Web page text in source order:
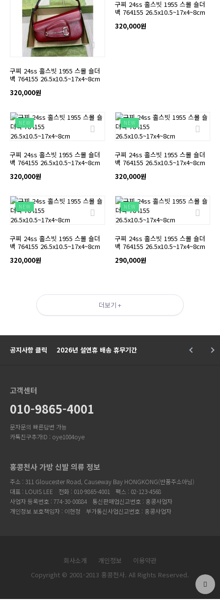
구찌 24ss 홀스빗 1955 스몰 숄더
백 764155 26.5x10.5~17x4~8cm
320,000원
구찌 24ss 홀스빗 1955 스몰 숄더
백 764155 26.5x10.5~17x4~8cm
320,000원
NEW
구찌 24ss 홀스빗 1955 스몰 숄더
백 764155 26.5x10.5~17x4~8cm
320,000원
NEW
구찌 24ss 홀스빗 1955 스몰 숄더
백 764155 26.5x10.5~17x4~8cm
320,000원
NEW
구찌 24ss 홀스빗 1955 스몰 숄더
백 764155 26.5x10.5~17x4~8cm
320,000원
NEW
구찌 24ss 홀스빗 1955 스몰 숄더
백 764155 26.5x10.5~17x4~8cm
290,000원
더보기 +
공지사항 클릭 2026년 설연휴 배송 휴무기간
고객센터
010-9865-4001
문자문의 빠른답변 가능
카톡친구추가ID : oye1004oye
홍콩천사 가방 신발 의류 정보
주소 : 311 Gloucester Road, Causeway Bay HONGKONG(반품주소아님)
대표 : LOUIS LEE
전화 : 010-9865-4001
팩스 : 02-123-4568
사업자 등록번호 : 774-30-00884
통신판매업신고번호 : 홍콩사업자
개인정보 보호책임자 : 이현정
부가통신사업신고번호 : 홍콩사업자
회사소개 개인정보
이용약관
Copyright © 2001-2013 홍콩천사. All Rights Reserved.